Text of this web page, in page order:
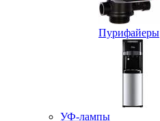
Пурифайеры
УФ-лампы